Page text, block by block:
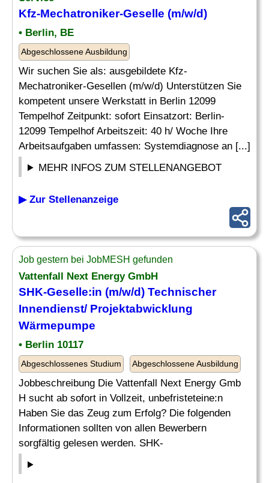
Kfz-Mechatroniker-Geselle (m/w/d)
• Berlin, BE
Abgeschlossene Ausbildung
Wir suchen Sie als: ausgebildete Kfz-
Mechatroniker-Gesellen (m/w/d) Unterstützen Sie
kompetent unsere Werkstatt in Berlin 12099
Tempelhof Zeitpunkt: sofort Einsatzort: Berlin-
12099 Tempelhof Arbeitszeit: 40 h/ Woche Ihre
Arbeitsaufgaben umfassen: Systemdiagnose an [...]
MEHR INFOS ZUM STELLENANGEBOT
▶ Zur Stellenanzeige
Job gestern bei JobMESH gefunden
Vattenfall Next Energy GmbH
SHK-Geselle:in (m/w/d) Technischer
Innendienst/ Projektabwicklung
Wärmepumpe
• Berlin 10117
Abgeschlossenes Studium Abgeschlossene Ausbildung
Jobbeschreibung Die Vattenfall Next Energy Gmb
H sucht ab sofort in Vollzeit, unbefristeteine:n
Haben Sie das Zeug zum Erfolg? Die folgenden
Informationen sollten von allen Bewerbern
sorgfältig gelesen werden. SHK-